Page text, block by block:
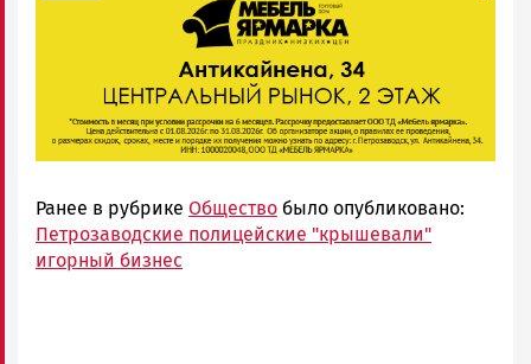
Ранее в рубрике Общество было опубликовано:
Петрозаводские полицейские "крышевали"
игорный бизнес